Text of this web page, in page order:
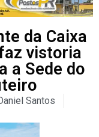
da Caixa
vistoria
a Sede do
Santos